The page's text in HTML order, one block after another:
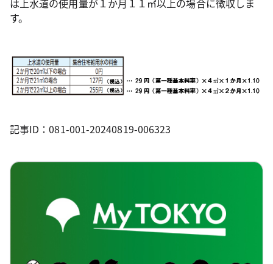
は上水道の使用量が１か月１１㎥以上の場合に徴収しま
す。
記事ID：081-001-20240819-006323